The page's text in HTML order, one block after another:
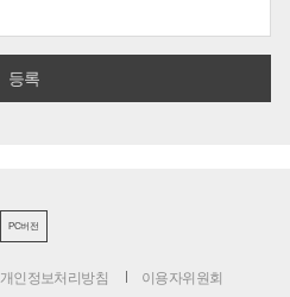
PC버전
개인정보처리방침 이용자위원회